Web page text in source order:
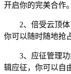
开启你的完美合作。
2、倍受云顶体
你可以随时随地抢
3、应征管理功
辑应征，你可以自